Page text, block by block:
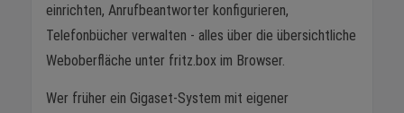
einrichten, Anrufbeantworter konfigurieren,
Telefonbücher verwalten - alles über die übersichtliche
Weboberfläche unter fritz.box im Browser.
Wer früher ein Gigaset-System mit eigener